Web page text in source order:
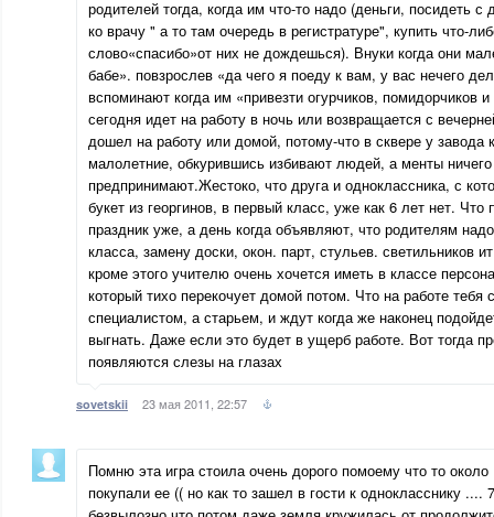
родителей тогда, когда им что-то надо (деньги, посидеть с
ко врачу " а то там очередь в регистратуре", купить что-
слово«спасибо»от них не дождешься). Внуки когда они
бабе». повзрослев «да чего я поеду к вам, у вас нечего
вспоминают когда им «привезти огурчиков, помидорчиков
сегодня идет на работу в ночь или возвращается с
дошел на работу или домой, потому-что в сквере у завода
малолетние, обкурившись избивают людей, а менты
предпринимают.Жестоко, что друга и одноклассника, с
букет из георгинов, в первый класс, уже как 6 лет нет. Что
праздник уже, а день когда объявляют, что родителям
класса, замену доски, окон. парт, стульев. светильников
кроме этого учителю очень хочется иметь в классе
который тихо перекочует домой потом. Что на работе
специалистом, а старьем, и ждут когда же наконец
выгнать. Даже если это будет в ущерб работе. Вот тогда
появляются слезы на глазах
sovetskii 23 мая 2011, 22:57
Помню эта игра стоила очень дорого помоему что то
покупали ее (( но как то зашел в гости к однокласснику ....